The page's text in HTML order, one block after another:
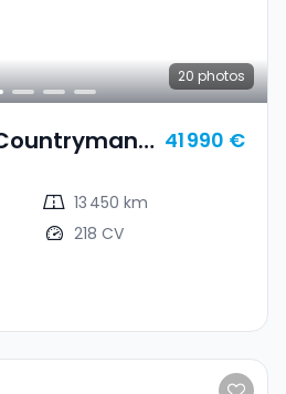
20 photos
41 990 €
13 450 km
218 CV